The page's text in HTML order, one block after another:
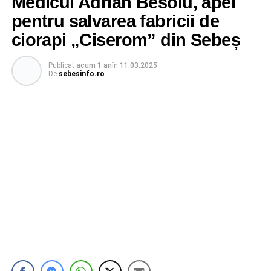
pentru salvarea fabricii de
ciorapi „Ciserom” din Sebeș
Publicat acum 1 anîn 11.03.2025
De sebesinfo.ro